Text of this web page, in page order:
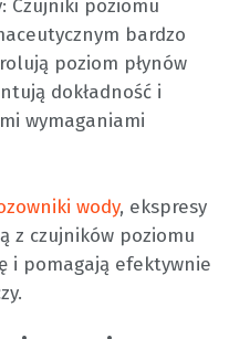
Czujniki poziomu
bardzo
poziom płynów
dokładność i
wymaganiami
wody, ekspresy
z czujników poziomu
i pomagają efektywnie